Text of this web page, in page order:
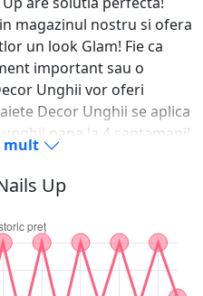
magazinul nostru si ofera
un look Glam! Fie ca
important sau o
Unghii vor oferi
Decor Unghii se aplica
pana la 4 saptamani!
magazinul Nails Up si
si de-a dreptul
ce ai finalizat si sigilat
de gel clear sau de
sa polimerizati, aplicat
la lampa si sigilati modelul
mult
Up